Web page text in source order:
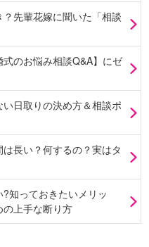
？先輩花嫁に聞いた「相談
のお悩み相談Q&A】にゼ
日取りの決め方＆相談ポ
長い？何するの？実はタ
知っておきたいメリッ
の上手な断り方